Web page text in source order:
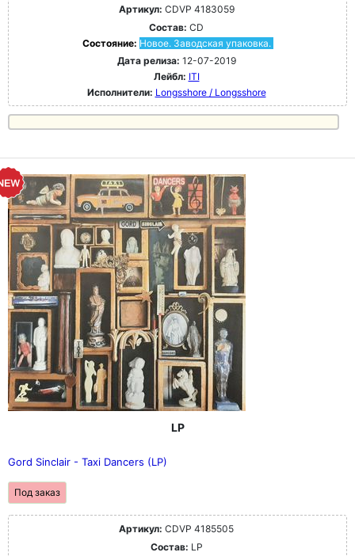
Артикул: CDVP 4183059
Состав: CD
Состояние: Новое. Заводская упаковка.
Дата релиза: 12-07-2019
Лейбл: ITI
Исполнители: Longsshore / Longsshore
LP
Gord Sinclair - Taxi Dancers (LP)
Под заказ
Артикул: CDVP 4185505
Состав: LP